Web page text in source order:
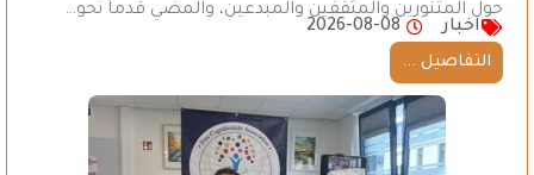
حول المتنورين والمثقفين والمبدعين، والمضي قدماً نحو…
اخبار
2026-08-08
التفاصيل ...